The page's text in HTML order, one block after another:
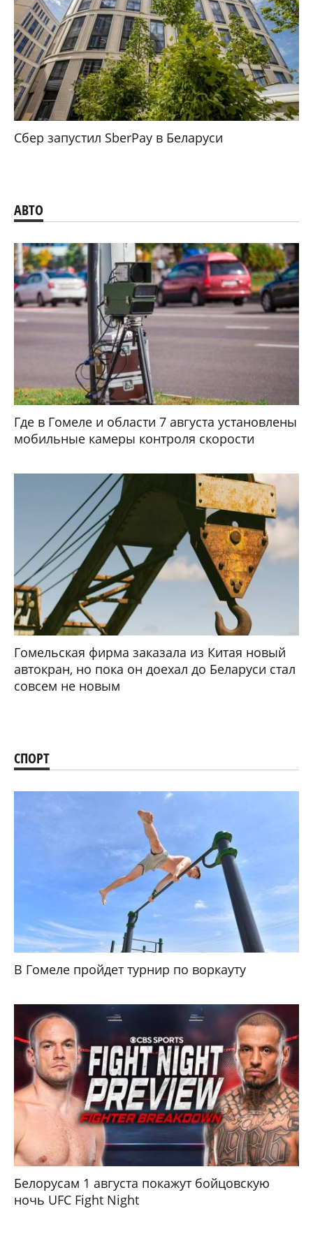
Сбер запустил SberPay в Беларуси
АВТО
Где в Гомеле и области 7 августа установлены
мобильные камеры контроля скорости
Гомельская фирма заказала из Китая новый
автокран, но пока он доехал до Беларуси стал
совсем не новым
СПОРТ
В Гомеле пройдет турнир по воркауту
Белорусам 1 августа покажут бойцовскую
ночь UFC Fight Night